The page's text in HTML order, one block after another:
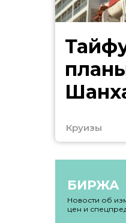
Круизы
БИРЖА
Новости об
цен и